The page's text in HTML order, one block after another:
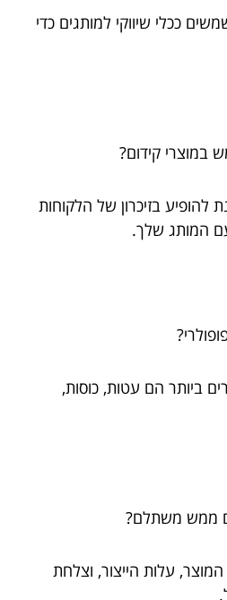
ככלי שיווקי למותגים כדי
קידום?
להופיע בזיכרון של הלקוחות
המותג שלך.
ביותר הם עטות, כוסות,
ממש משתלם?
עלות הייצור, וצלחת